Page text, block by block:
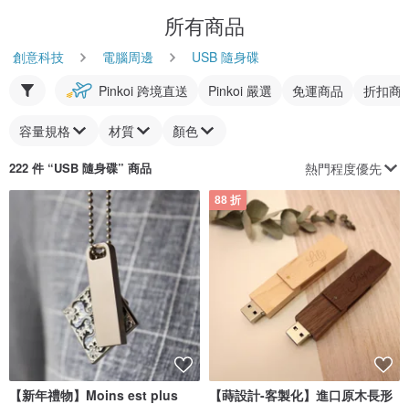
所有商品
創意科技 電腦周邊
USB 隨身碟
Pinkoi 跨境直送
Pinkoi 嚴選 免運商品 折扣商
容量規格 材質 顏色
222 件 “USB 隨身碟” 商品 熱門程度優先
【新年禮物】Moins est plus
88 折
【蒔設計-客製化】進口原木長形